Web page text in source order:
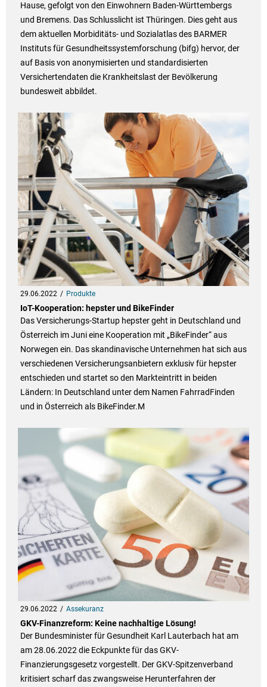
Hause, gefolgt von den Einwohnern Baden-Württembergs
und Bremens. Das Schlusslicht ist Thüringen. Dies geht aus
dem aktuellen Morbiditäts- und Sozialatlas des BARMER
Instituts für Gesundheitssystemforschung (bifg) hervor, der
auf Basis von anonymisierten und standardisierten
Versichertendaten die Krankheitslast der Bevölkerung
bundesweit abbildet.
29.06.2022 Produkte
IoT-Kooperation: hepster und BikeFinder
Das Versicherungs-Startup hepster geht in Deutschland und
Österreich im Juni eine Kooperation mit „BikeFinder“ aus
Norwegen ein. Das skandinavische Unternehmen hat sich aus
verschiedenen Versicherungsanbietern exklusiv für hepster
entschieden und startet so den Markteintritt in beiden
Ländern: In Deutschland unter dem Namen FahrradFinden
und in Österreich als BikeFinder.M
29.06.2022 Assekuranz
GKV-Finanzreform: Keine nachhaltige Lösung!
Der Bundesminister für Gesundheit Karl Lauterbach hat am
am 28.06.2022 die Eckpunkte für das GKV-
Finanzierungsgesetz vorgestellt. Der GKV-Spitzenverband
kritisiert scharf das zwangsweise Herunterfahren der